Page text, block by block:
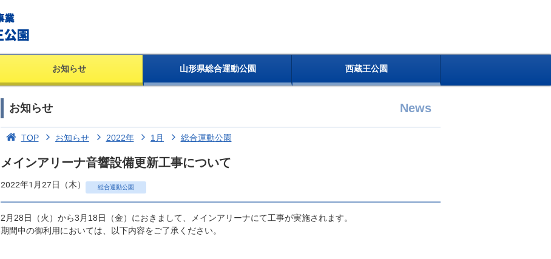
お知らせ 山形県総合運動公園 西蔵王公園
お知らせ News
TOP お知らせ 2022年 1月 総合運動公園
メインアリーナ音響設備更新工事について
2022年1月27日（木） 総合運動公園
2月28日（火）から3月18日（金）におきまして、メインアリーナにて工事が実施されます。
期間中の御利用においては、以下内容をご了承ください。